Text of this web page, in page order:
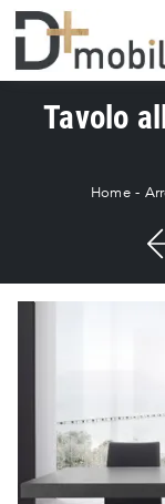
Tavolo
Home-